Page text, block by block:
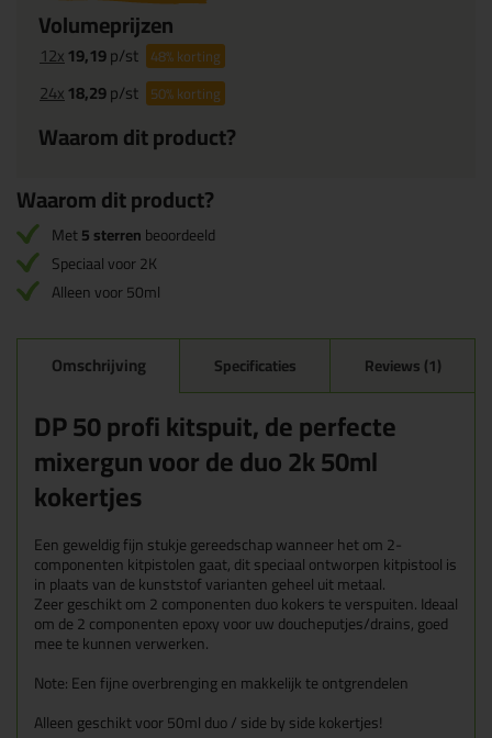
Volumeprijzen
12x19,19p/st 48%korting
24x18,29p/st 50%korting
Waarom dit product?
Waarom dit product?
Met5 sterrenbeoordeeld
Speciaal voor 2K
Alleen voor 50ml
Omschrijving Specificaties Reviews (1)
DP 50 profi kitspuit, de perfecte
mixergun voor de duo 2k 50ml
kokertjes
Een geweldig fijn stukje gereedschap wanneer het om 2-
componenten kitpistolen gaat, dit speciaal ontworpen kitpistool is
in plaats van de kunststof varianten geheel uit metaal.
Zeer geschikt om 2 componenten duo kokers te verspuiten. Ideaal
om de 2 componenten epoxy voor uw doucheputjes/drains, goed
mee te kunnen verwerken.
Note: Een fijne overbrenging en makkelijk te ontgrendelen
Alleen geschikt voor 50ml duo / side by side kokertjes!